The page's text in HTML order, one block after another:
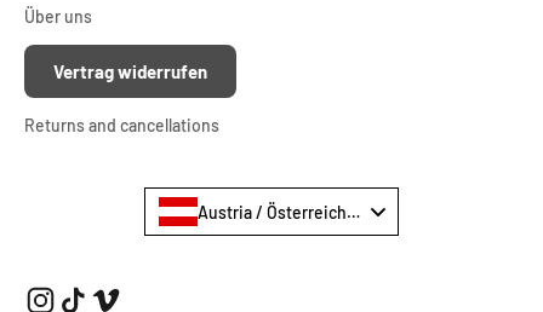
Über uns
Vertrag widerrufen
Returns and cancellations
Austria / Österreich €